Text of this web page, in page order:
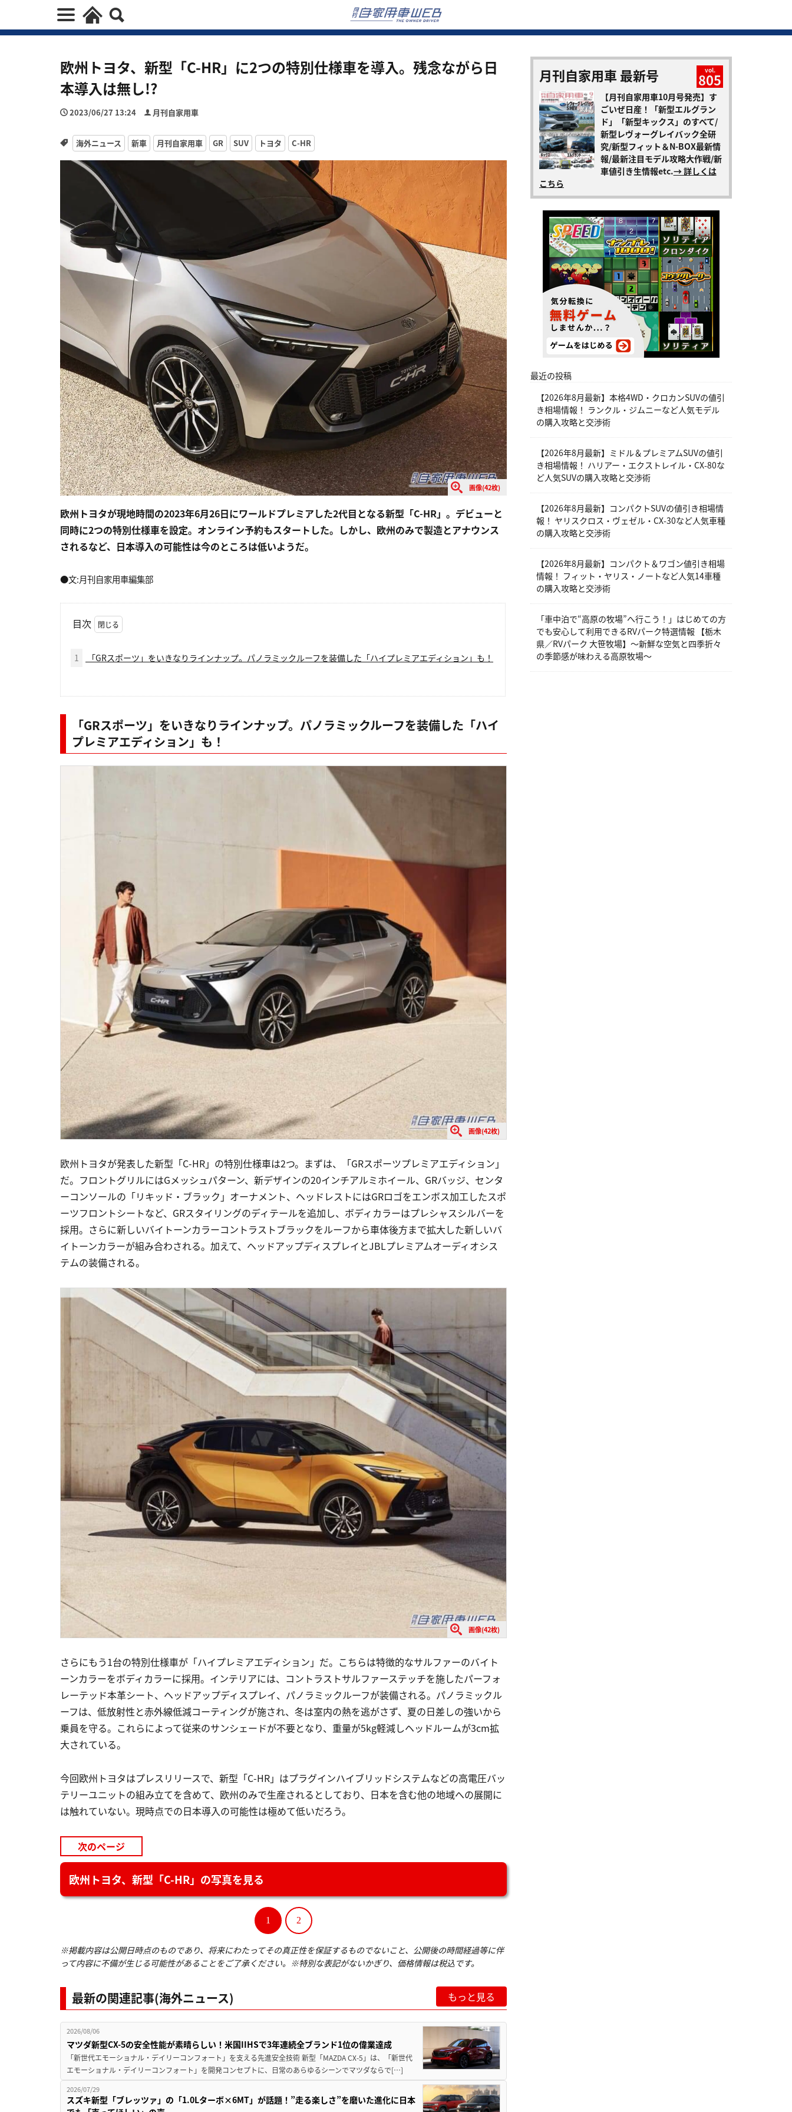
欧州トヨタ、新型「C-HR」に2つの特別仕様車を導入。残念ながら日
本導入は無し!?
2023/06/27 13:24 月刊自家用車
海外ニュース 新車 月刊自家用車 GR SUV トヨタ C-HR
画像(42枚)
欧州トヨタが現地時間の2023年6月26日にワールドプレミアした2代目となる新型「C-HR」。デビューと
同時に2つの特別仕様車を設定。オンライン予約もスタートした。しかし、欧州のみで製造とアナウンス
されるなど、日本導入の可能性は今のところは低いようだ。
●文:月刊自家用車編集部
目次
1 「GRスポーツ」をいきなりラインナップ。パノラミックルーフを装備した「ハイプレミアエディション」も！
「GRスポーツ」をいきなりラインナップ。パノラミックルーフを装備した「ハイ
プレミアエディション」も！
画像(42枚)
欧州トヨタが発表した新型「C-HR」の特別仕様車は2つ。まずは、「GRスポーツプレミアエディション」
だ。フロントグリルにはGメッシュパターン、新デザインの20インチアルミホイール、GRバッジ、センタ
ーコンソールの「リキッド・ブラック」オーナメント、ヘッドレストにはGRロゴをエンボス加工したスポ
ーツフロントシートなど、GRスタイリングのディテールを追加し、ボディカラーはプレシャスシルバーを
採用。さらに新しいバイトーンカラーコントラストブラックをルーフから車体後方まで拡大した新しいバ
イトーンカラーが組み合わされる。加えて、ヘッドアップディスプレイとJBLプレミアムオーディオシス
テムの装備される。
画像(42枚)
さらにもう1台の特別仕様車が「ハイプレミアエディション」だ。こちらは特徴的なサルファーのバイト
ーンカラーをボディカラーに採用。インテリアには、コントラストサルファーステッチを施したパーフォ
レーテッド本革シート、ヘッドアップディスプレイ、パノラミックルーフが装備される。パノラミックル
ーフは、低放射性と赤外線低減コーティングが施され、冬は室内の熱を逃がさず、夏の日差しの強いから
乗員を守る。これらによって従来のサンシェードが不要となり、重量が5kg軽減しヘッドルームが3cm拡
大されている。
今回欧州トヨタはプレスリリースで、新型「C-HR」はプラグインハイブリッドシステムなどの高電圧バッ
テリーユニットの組み立てを含めて、欧州のみで生産されるとしており、日本を含む他の地域への展開に
は触れていない。現時点での日本導入の可能性は極めて低いだろう。
次のページ
欧州トヨタ、新型「C-HR」の写真を見る
1 2
※掲載内容は公開日時点のものであり、将来にわたってその真正性を保証するものでないこと、公開後の時間経過等に伴
って内容に不備が生じる可能性があることをご了承ください。※特別な表記がないかぎり、価格情報は税込です。
最新の関連記事(海外ニュース) もっと見る
2026/08/06
マツダ新型CX-5の安全性能が素晴らしい！米国IIHSで3年連続全ブランド1位の偉業達成
「新世代エモーショナル・デイリーコンフォート」を支える先進安全技術 新型「MAZDA CX-5」は、「新世代
エモーショナル・デイリーコンフォート」を開発コンセプトに、日常のあらゆるシーンでマツダならで[…]
2026/07/29
スズキ新型「ブレッツァ」の「1.0Lターボ×6MT」が話題！”走る楽しさ”を磨いた進化に日本
月刊自家用車 最新号 vol.
805
【月刊自家用車10月号発売】す
ごいぜ日産！「新型エルグラン
ド」「新型キックス」のすべて/
新型レヴォーグレイバック全研
究/新型フィット＆N-BOX最新情
報/最新注目モデル攻略大作戦/新
車値引き生情報etc.→ 詳しくは
こちら
最近の投稿
【2026年8月最新】本格4WD・クロカンSUVの値引
き相場情報！ ランクル・ジムニーなど人気モデル
の購入攻略と交渉術
【2026年8月最新】ミドル＆プレミアムSUVの値引
き相場情報！ ハリアー・エクストレイル・CX-80な
ど人気SUVの購入攻略と交渉術
【2026年8月最新】コンパクトSUVの値引き相場情
報！ ヤリスクロス・ヴェゼル・CX-30など人気車種
の購入攻略と交渉術
【2026年8月最新】コンパクト＆ワゴン値引き相場
情報！ フィット・ヤリス・ノートなど人気14車種
の購入攻略と交渉術
「車中泊で“高原の牧場”へ行こう！」はじめての方
でも安心して利用できるRVパーク特選情報 【栃木
県／RVパーク 大笹牧場】～新鮮な空気と四季折々
の季節感が味わえる高原牧場～